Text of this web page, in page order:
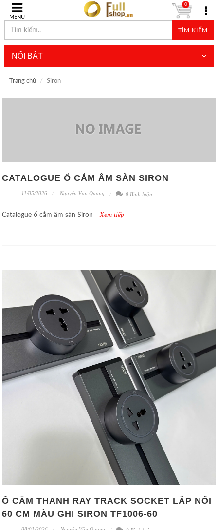
MENU
TÌM KIẾM
0
NỔI BẬT
Trang chủ Siron
CATALOGUE Ổ CẮM ÂM SÀN SIRON
11/05/2026 Nguyễn Văn Quang 0 Bình luận
Catalogue ổ cắm âm sàn Siron Xem tiếp
Ổ CẮM THANH RAY TRACK SOCKET LẮP NỔI
60 CM MÀU GHI SIRON TF1006-60